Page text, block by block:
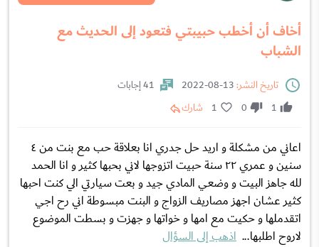
أخاف أن أخطب حبيبتي فتعود إلى الحديث مع
الشباب
تاريخ النشر:
41 إجابات
1
0
1 شارك
اعاني من مشكلة و اريد حل جدري انا بعلاقة حب مع بنت من ٤
سنين و عمري ٢٢ سنة حبيت اتزوجها لاني بحبها كثير و انا الحمد
لله جاهز البيت و وضعي المادي جيد و بعت سيارتي الي كنت احبها
كثير عشان اجهز مصاريف الزواج و البنت مبسوطة اني رح اجي
اتقدملها و حكيت مع امها و خواتها و جهزت و بسطت الموضوع
لاروح اطلبها... اذهب إلى السؤال